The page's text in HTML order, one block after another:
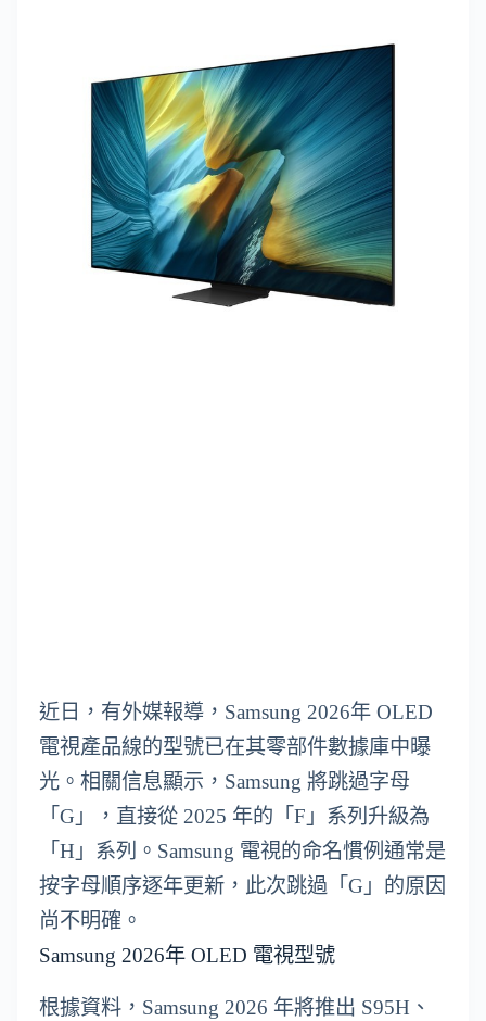
近日，有外媒報導，Samsung 2026年 OLED
電視產品線的型號已在其零部件數據庫中曝
光。相關信息顯示，Samsung 將跳過字母
「G」，直接從 2025 年的「F」系列升級為
「H」系列。Samsung 電視的命名慣例通常是
按字母順序逐年更新，此次跳過「G」的原因
尚不明確。
Samsung 2026年 OLED 電視型號
根據資料，Samsung 2026 年將推出 S95H、